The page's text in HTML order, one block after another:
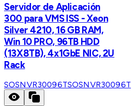
Servidor de Aplicación
300 para VMS ISS - Xeon
Silver 4210, 16 GB RAM,
Win 10 PRO, 96TB HDD
(13X8TB), 4x1GbE NIC, 2U
Rack
SOSNVR30096TSOSNVR30096T